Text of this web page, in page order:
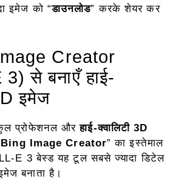
इमेज को “डाउनलोड” करके शेयर कर
Creator
से बनाएँ हाई-
इमेज
प्रोफेशनल औरहाई-क्वालिटी 3D
Bing Image Creator” का इस्तेमाल
E 3 बेस्ड यह टूल सबसे ज्यादा डिटेल
बनाता है।